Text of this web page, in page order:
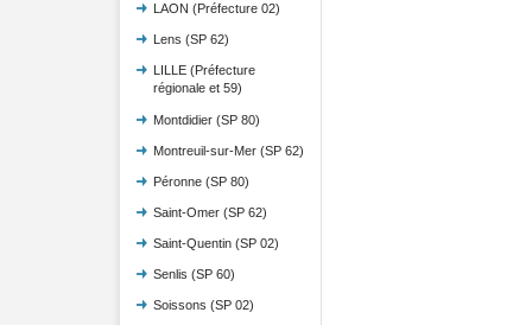
LAON (Préfecture 02)
Lens (SP 62)
LILLE (Préfecture
régionale et 59)
Montdidier (SP 80)
Montreuil-sur-Mer (SP 62)
Péronne (SP 80)
Saint-Omer (SP 62)
Saint-Quentin (SP 02)
Senlis (SP 60)
Soissons (SP 02)